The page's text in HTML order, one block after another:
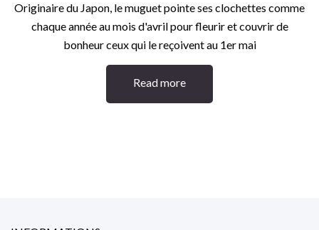
Originaire du Japon, le muguet pointe ses clochettes comme
chaque année au mois d'avril pour fleurir et couvrir de
bonheur ceux qui le reçoivent au 1er mai
Read more